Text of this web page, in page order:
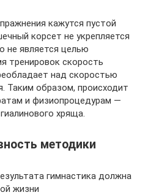
кажутся пустой
корсет не укрепляется
не является целью
тренировок скорость
над скоростью
Таким образом, происходит
и физиопроцедурам —
хряща.
методики
гимнастика должна
жизни